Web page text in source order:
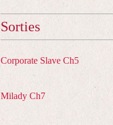
Sorties
Corporate Slave Ch5
Milady Ch7